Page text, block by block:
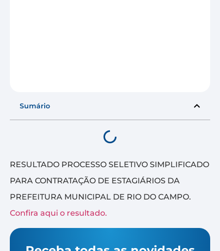
Sumário
RESULTADO PROCESSO SELETIVO SIMPLIFICADO
PARA CONTRATAÇÃO DE ESTAGIÁRIOS DA
PREFEITURA MUNICIPAL DE RIO DO CAMPO.
Confira aqui o resultado.